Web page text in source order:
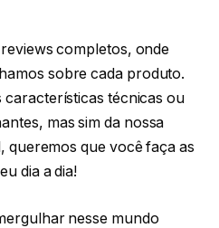
completos, onde
sobre cada produto.
características técnicas ou
mas sim da nossa
queremos que você faça as
dia a dia!
nesse mundo